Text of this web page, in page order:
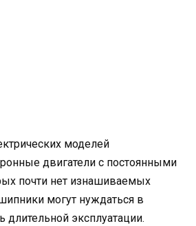
моделей
двигатели с постоянными
почти нет изнашиваемых
могут нуждаться в
длительной эксплуатации.